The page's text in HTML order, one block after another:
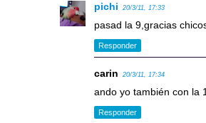
pichi 20/3/11, 17:33
pasad la 9,gracias
Responder
carin 20/3/11, 17:34
ando yo también con la
Responder